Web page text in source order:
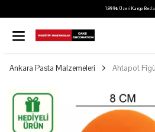
1.999₺ Üzeri Kargo
Ankara Pasta Malzemeleri Ahtapot